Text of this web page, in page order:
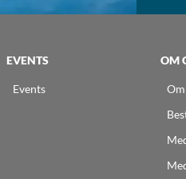
EVENTS
Events
OM